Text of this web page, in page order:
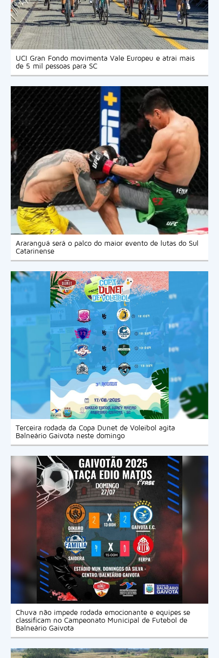
UCI Gran Fondo movimenta Vale Europeu e atrai mais
de 5 mil pessoas para SC
Araranguá será o palco do maior evento de lutas do Sul
Catarinense
Terceira rodada da Copa Dunet de Voleibol agita
Balneário Gaivota neste domingo
Chuva não impede rodada emocionante e equipes se
classificam no Campeonato Municipal de Futebol de
Balneário Gaivota